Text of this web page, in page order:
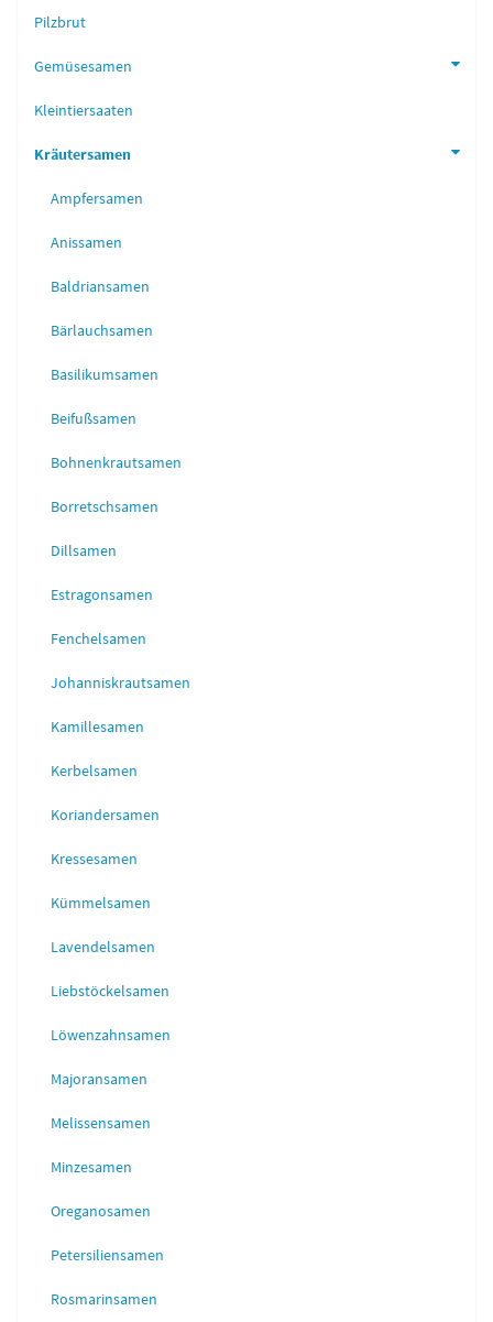
Pilzbrut
Gemüsesamen
Kleintiersaaten
Kräutersamen
Ampfersamen
Anissamen
Baldriansamen
Bärlauchsamen
Basilikumsamen
Beifußsamen
Bohnenkrautsamen
Borretschsamen
Dillsamen
Estragonsamen
Fenchelsamen
Johanniskrautsamen
Kamillesamen
Kerbelsamen
Koriandersamen
Kressesamen
Kümmelsamen
Lavendelsamen
Liebstöckelsamen
Löwenzahnsamen
Majoransamen
Melissensamen
Minzesamen
Oreganosamen
Petersiliensamen
Rosmarinsamen